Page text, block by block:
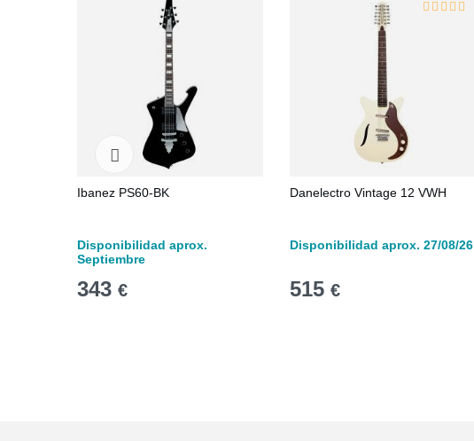
Ibanez PS60-BK
Disponibilidad aprox.
Septiembre
343 €
Danelectro Vintage 12 VWH
Disponibilidad aprox. 27/08/26
515 €